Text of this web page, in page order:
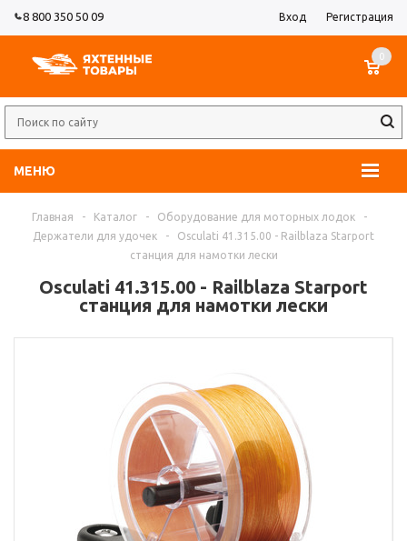
8 800 350 50 09 Вход Регистрация
МЕНЮ
0
Главная - Каталог - Оборудование для моторных лодок
-
Держатели для удочек
-
Osculati 41.315.00 - Railblaza Starport
станция для намотки лески
Osculati 41.315.00 - Railblaza Starport
станция для намотки лески